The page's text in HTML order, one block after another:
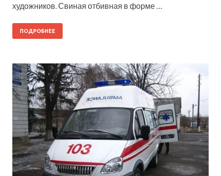
художников. Свиная отбивная в форме …
ПОДРОБНЕЕ